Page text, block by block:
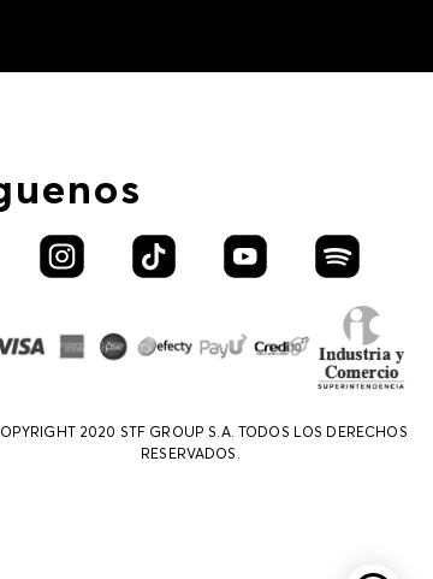
2020 STF GROUP S.A. TODOS LOS DERECHOS
RESERVADOS.